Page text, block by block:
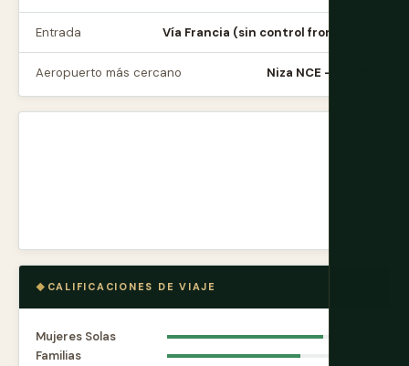
Entrada Vía Francia (sin control fronterizo)
Aeropuerto más cercano Niza NCE — 22 km
CALIFICACIONES DE VIAJE
Mujeres Solas
Familias